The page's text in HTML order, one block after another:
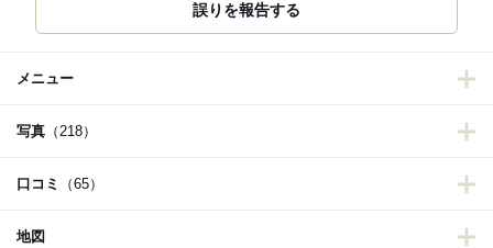
誤りを報告する
メニュー
写真 （218）
口コミ （65）
地図